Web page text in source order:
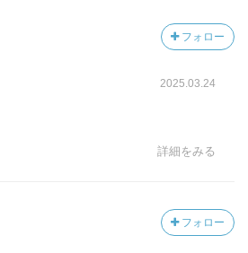
年9月9日 - 1950年8月27日）イタリ
アリズモの代表的な作家の一人。マ
第二次世界大戦下、イタリアのパ
たちのひとりで、入院のかいもなく
家には食べるものもろくにないティ
フォロー
2025.03.24
詳細をみる
フォロー